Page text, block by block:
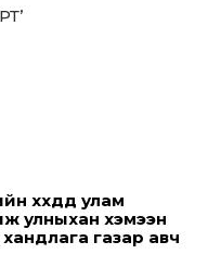
хүүхдүүд улам
улныхан хэмээн
хандлага газар авч